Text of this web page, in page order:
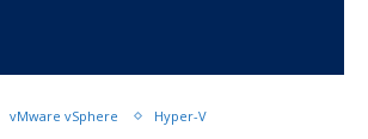
Hyper-V
vMware vSphere